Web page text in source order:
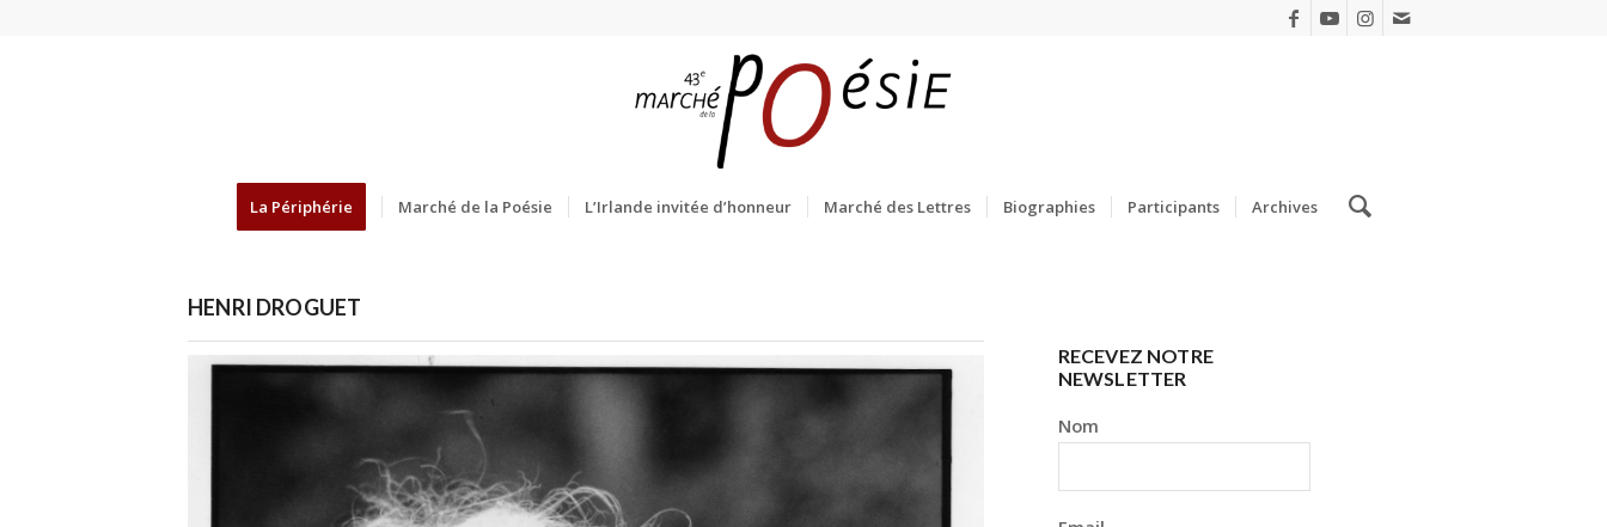
La Périphérie Marché de la Poésie L’Irlande invitée d’honneur Marché des Lettres Biographies Participants Archives
HENRI DROGUET
RECEVEZ NOTRE
NEWSLETTER
Nom